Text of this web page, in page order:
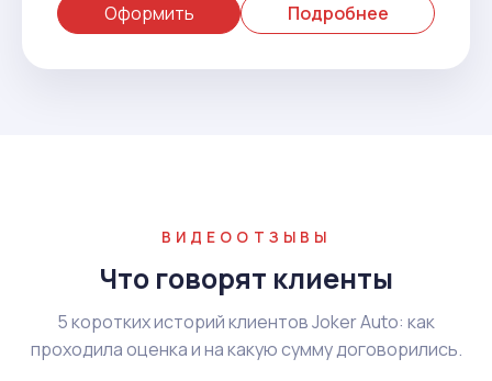
Оформить
Подробнее
ВИДЕООТЗЫВЫ
Что говорят клиенты
5 коротких историй клиентов Joker Auto: как
проходила оценка и на какую сумму договорились.